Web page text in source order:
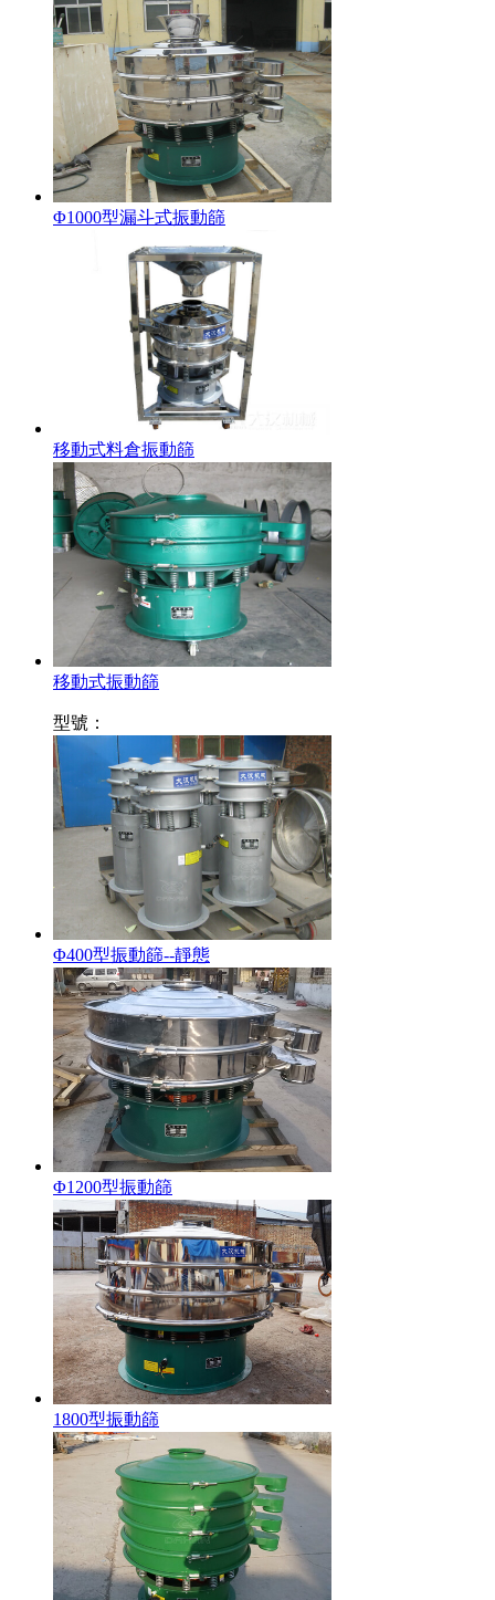
Φ1000型漏斗式振動篩
移動式料倉振動篩
移動式振動篩
型號：
Φ400型振動篩--靜態
Φ1200型振動篩
1800型振動篩